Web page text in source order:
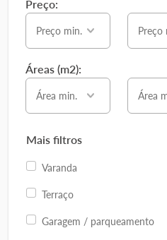
Preço:
Preço min. Preço
Áreas (m2):
Área min. Área
Mais filtros
Varanda
Terraço
Garagem / parqueamento